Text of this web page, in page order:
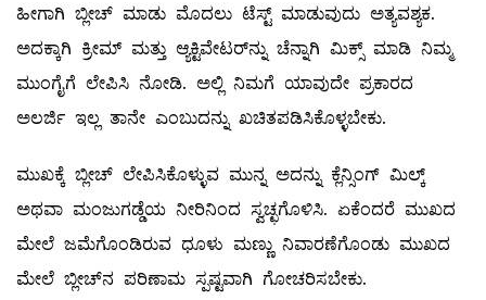
ಹೀಗಾಗಿ ಬ್ಲೀಚ್‌ ಮಾಡು ಮೊದಲು ಟೆಸ್ಟ್ ಮಾಡುವುದು ಅತ್ಯವಶ್ಯಕ.
ಅದಕ್ಕಾಗಿ ಕ್ರೀಮ್ ಮತ್ತು ಆ್ಯಕ್ಟಿವೇಟರ್‌ನ್ನು ಚೆನ್ನಾಗಿ ಮಿಕ್ಸ್ ಮಾಡಿ ನಿಮ್ಮ
ಮುಂಗೈಗೆ ಲೇಪಿಸಿ ನೋಡಿ. ಅಲ್ಲಿ ನಿಮಗೆ ಯಾವುದೇ ಪ್ರಕಾರದ
ಅಲರ್ಜಿ ಇಲ್ಲ ತಾನೇ ಎಂಬುದನ್ನು ಖಚಿತಪಡಿಸಿಕೊಳ್ಳಬೇಕು.
ಮುಖಕ್ಕೆ ಬ್ಲೀಚ್‌ ಲೇಪಿಸಿಕೊಳ್ಳುವ ಮುನ್ನ ಅದನ್ನು ಕ್ಲೆನ್ಸಿಂಗ್‌ ಮಿಲ್ಕ್
ಅಥವಾ ಮಂಜುಗಡ್ಡೆಯ ನೀರಿನಿಂದ ಸ್ವಚ್ಛಗೊಳಿಸಿ. ಏಕೆಂದರೆ ಮುಖದ
ಮೇಲೆ ಜಮೆಗೊಂಡಿರುವ ಧೂಳು ಮಣ್ಣು ನಿವಾರಣೆಗೊಂಡು ಮುಖದ
ಮೇಲೆ ಬ್ಲೀಚ್‌ನ ಪರಿಣಾಮ ಸ್ಪಷ್ಟವಾಗಿ ಗೋಚರಿಸಬೇಕು.